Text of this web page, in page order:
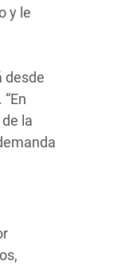
y le
desde
la